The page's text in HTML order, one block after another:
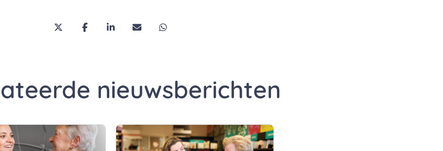
Deel deze pagina via Twitter/X
Deel deze pagina op Facebook
Deel deze pagina op LinkedIn
Deel deze pagina via e-mail
Deel deze pagina via WhatsApp
nieuwsberichten